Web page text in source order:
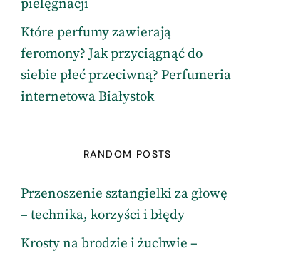
pielęgnacji
Które perfumy zawierają
feromony? Jak przyciągnąć do
siebie płeć przeciwną? Perfumeria
internetowa Białystok
RANDOM POSTS
Przenoszenie sztangielki za głowę
– technika, korzyści i błędy
Krosty na brodzie i żuchwie –